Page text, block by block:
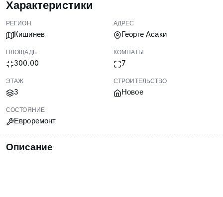
Характеристики
РЕГИОН
Кишинев
АДРЕС
Георге Асаки
ПЛОЩАДЬ
300.00
КОМНАТЫ
7
ЭТАЖ
3
СТРОИТЕЛЬСТВО
Новое
СОСТОЯНИЕ
Евроремонт
Описание